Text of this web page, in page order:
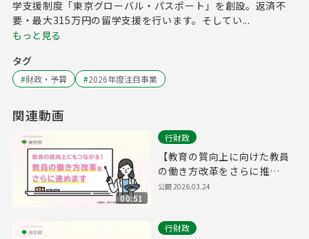
学支援制度「東京グローバル・パスポート」を創設。返済不
要・最大315万円の留学支援を行います。そしてい...
もっと見る
タグ
#財政・予算 #2026年度注目事業
関連動画
00:51
行財政
【教育の質向上に向けた教員
の働き方改革をさらに推
進！】
公開2026.03.24
行財政